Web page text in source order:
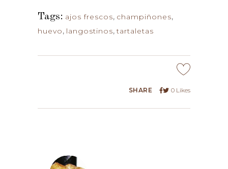
Tags: ajos frescos, champiñones,
huevo, langostinos,tartaletas
SHARE 0 Likes